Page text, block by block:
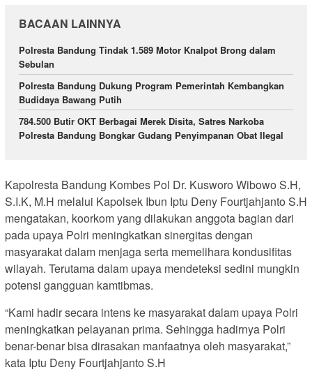
BACAAN LAINNYA
Polresta Bandung Tindak 1.589 Motor Knalpot Brong dalam
Sebulan
Polresta Bandung Dukung Program Pemerintah Kembangkan
Budidaya Bawang Putih
784.500 Butir OKT Berbagai Merek Disita, Satres Narkoba
Polresta Bandung Bongkar Gudang Penyimpanan Obat Ilegal
Kapolresta Bandung Kombes Pol Dr. Kusworo Wibowo S.H,
S.I.K, M.H melalui Kapolsek Ibun Iptu Deny Fourtjahjanto S.H
mengatakan, koorkom yang dilakukan anggota bagian dari
pada upaya Polri meningkatkan sinergitas dengan
masyarakat dalam menjaga serta memelihara kondusifitas
wilayah. Terutama dalam upaya mendeteksi sedini mungkin
potensi gangguan kamtibmas.
“Kami hadir secara intens ke masyarakat dalam upaya Polri
meningkatkan pelayanan prima. Sehingga hadirnya Polri
benar-benar bisa dirasakan manfaatnya oleh masyarakat,”
kata Iptu Deny Fourtjahjanto S.H